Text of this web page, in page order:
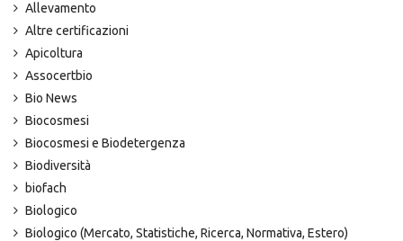
Allevamento
Altre certificazioni
Apicoltura
Assocertbio
Bio News
Biocosmesi
Biocosmesi e Biodetergenza
Biodiversità
biofach
Biologico
Biologico (Mercato, Statistiche, Ricerca, Normativa, Estero)